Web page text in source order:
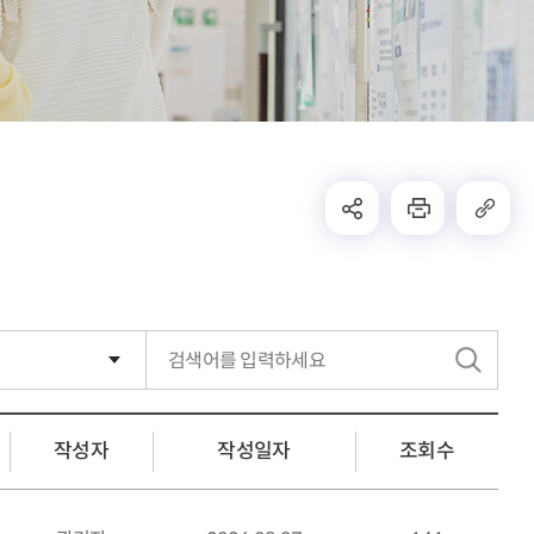
검
색
작성자 작성일자 조회수